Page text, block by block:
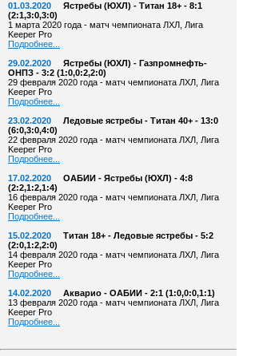
01.03.2020
Ястребы (ЮХЛ) - Титан 18+ - 8:1
(2:1,3:0,3:0)
1 марта 2020 года - матч чемпионата ЛХЛ, Лига
Keeper Pro
Подробнее...
29.02.2020
Ястребы (ЮХЛ) - Газпромнефть-
ОНПЗ - 3:2 (1:0,0:2,2:0)
29 февраля 2020 года - матч чемпионата ЛХЛ, Лига
Keeper Pro
Подробнее...
23.02.2020
Ледовые ястребы - Титан 40+ - 13:0
(6:0,3:0,4:0)
22 февраля 2020 года - матч чемпионата ЛХЛ, Лига
Keeper Pro
Подробнее...
17.02.2020
ОАБИИ - Ястребы (ЮХЛ) - 4:8
(2:2,1:2,1:4)
16 февраля 2020 года - матч чемпионата ЛХЛ, Лига
Keeper Pro
Подробнее...
15.02.2020
Титан 18+ - Ледовые ястребы - 5:2
(2:0,1:2,2:0)
14 февраля 2020 года - матч чемпионата ЛХЛ, Лига
Keeper Pro
Подробнее...
14.02.2020
Акварио - ОАБИИ - 2:1 (1:0,0:0,1:1)
13 февраля 2020 года - матч чемпионата ЛХЛ, Лига
Keeper Pro
Подробнее...